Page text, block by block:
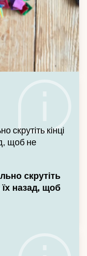
скрутіть кінці
щоб не
скрутіть
їх назад, щоб